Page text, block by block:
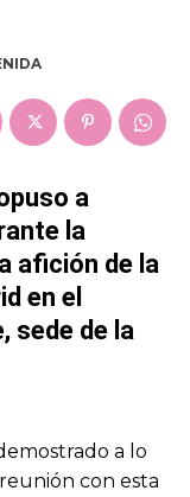
a
la
afición de la
en el
sede de la
a lo
con esta